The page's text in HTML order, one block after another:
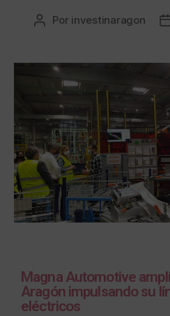
Por investinaragon
Magna Automotive
Aragón impulsando su
eléctricos